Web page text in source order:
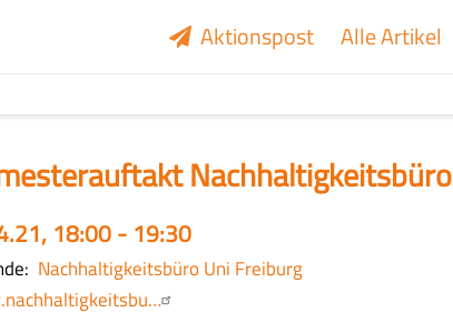
Aktionspost Alle Artikel
Nachhaltigkeitsbüro
18:00 - 19:30
Nachhaltigkeitsbüro Uni Freiburg